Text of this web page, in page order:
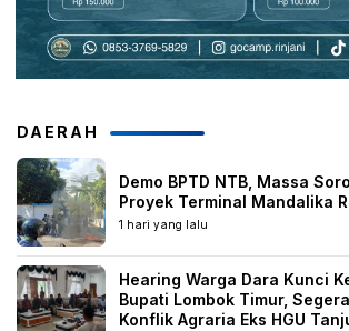
DAERAH
Demo BPTD NTB, Massa
Proyek Terminal Mandalika
1 hari yang lalu
Hearing Warga Dara Kunci
Bupati Lombok Timur,
Konflik Agraria Eks HGU